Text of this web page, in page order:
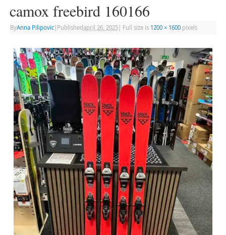
camox freebird 160166
ByAnna Pilipovic| Publishedapril 26, 2025| Full size is 1200 × 1600pixels